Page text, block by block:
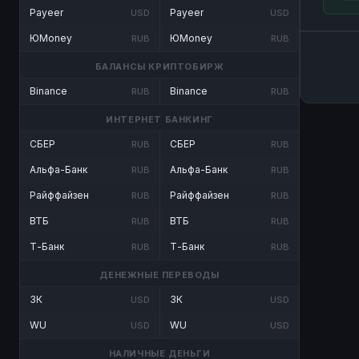
Payeer USD
ЮMoney RUB
Payeer USD
ЮMoney RUB
БАЛАНСЫ КРИПТОБИРЖ
Binance RUB Binance RUB
ИНТЕРНЕТ БАНКИНГ
СБЕР RUB
Альфа-Банк RUB
Райффайзен RUB
ВТБ RUB
Т-Банк RUB
СБЕР RUB
Альфа-Банк RUB
Райффайзен RUB
ВТБ RUB
Т-Банк RUB
ДЕНЕЖНЫЕ ПЕРЕВОДЫ
ЗК USD
WU USD
ЗК USD
WU USD
НАЛИЧНЫЕ ДЕНЬГИ